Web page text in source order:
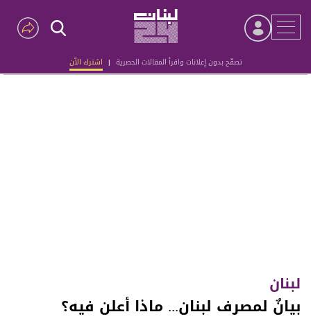
تصفّح بدون إعلانات واقرأ المقالات الحصرية | اشترك الآن
Advertisement
لبنان
بيانٌ لمصرف لبنان... ماذا أعلن فيه؟